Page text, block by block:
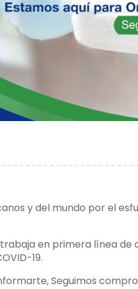
y del mundo por el
en primera línea
19.
Seguimos